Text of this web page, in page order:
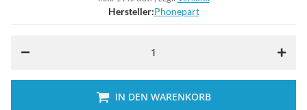
Hersteller:Phonepart
IN DEN WARENKORB